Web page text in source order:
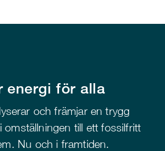
energi för alla
och främjar en trygg
omställningen till ett fossilfritt
Nu och i framtiden.